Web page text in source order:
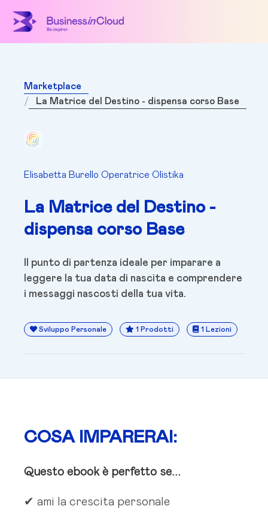
Marketplace
La Matrice del Destino - dispensa corso Base
Elisabetta Burello Operatrice Olistika
La Matrice del Destino -
dispensa corso Base
Il punto di partenza ideale per imparare a
leggere la tua data di nascita e comprendere
i messaggi nascosti della tua vita.
Sviluppo Personale 1 Prodotti 1 Lezioni
COSA IMPARERAI:
Questo ebook è perfetto se...
✔ ami la crescita personale